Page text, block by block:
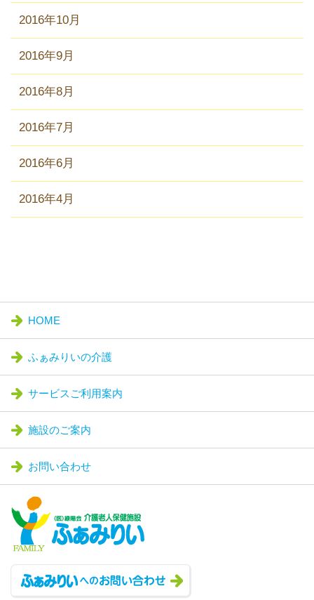
2016年10月
2016年9月
2016年8月
2016年7月
2016年6月
2016年4月
HOME
ふぁみりいの介護
サービスご利用案内
施設のご案内
お問い合わせ